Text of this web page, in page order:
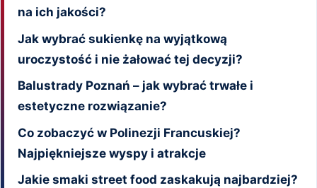
na ich jakości?
Jak wybrać sukienkę na wyjątkową
uroczystość i nie żałować tej decyzji?
Balustrady Poznań – jak wybrać trwałe i
estetyczne rozwiązanie?
Co zobaczyć w Polinezji Francuskiej?
Najpiękniejsze wyspy i atrakcje
Jakie smaki street food zaskakują najbardziej?